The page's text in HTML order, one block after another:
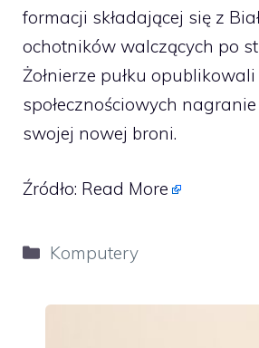
formacji składającej się z
ochotników walczących po
Żołnierze pułku
społecznościowych nagranie
swojej nowej broni.
Źródło: Read More
Kategorie
Komputery